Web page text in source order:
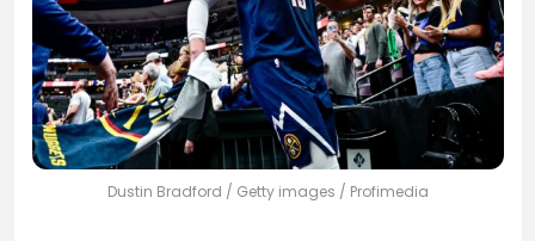
Dustin Bradford / Getty images / Profimedia